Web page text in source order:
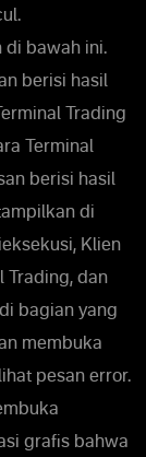
di bawah ini.
berisi hasil
Trading
Terminal
berisi hasil
di
Klien
Trading, dan
bagian yang
membuka
pesan error.
grafis bahwa